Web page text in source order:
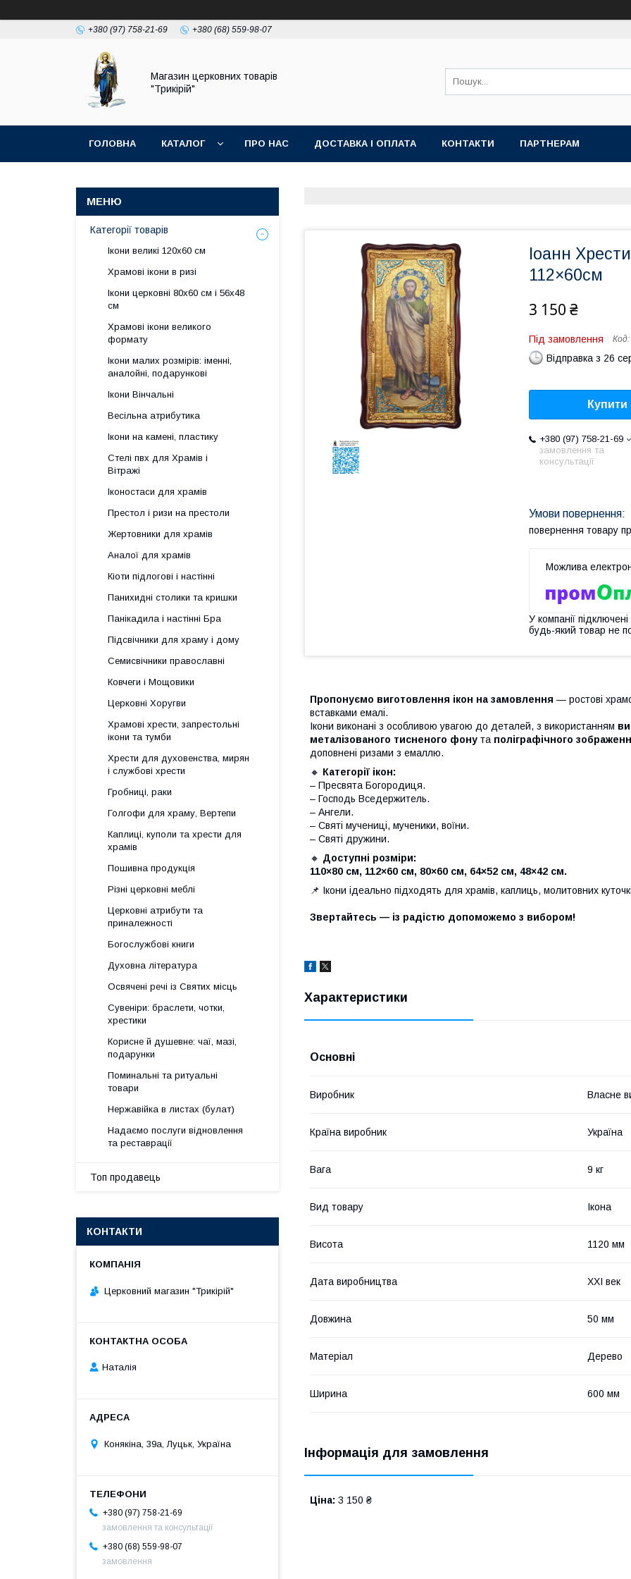
+380 (97) 758-21-69 +380 (68) 559-98-07
Магазин церковних товарів
"Трикірій"
ГОЛОВНА КАТАЛОГ ПРО НАС ДОСТАВКА І ОПЛАТА КОНТАКТИ ПАРТНЕРАМ
Іоанн
112×60см
3 150 ₴
Під замовлення Код:
Відправка з 26
Купити
+380 (97) 758-21-69
замовлення та
консультації
повернення товару
У компанії
будь-який товар не
Пропонуємо виготовлення ікон на замовлення — ростові
вставками емалі.
Ікони виконані з особливою увагою до деталей, з використанням
металізованого тисненого фону та поліграфічного
доповнені ризами з емаллю.
🔸 Категорії ікон:
– Пресвята Богородиця.
– Господь Вседержитель.
– Ангели.
– Святі мучениці, мученики, воїни.
– Святі дружини.
🔸 Доступні розміри:
110×80 см, 112×60 см, 80×60 см, 64×52 см, 48×42 см.
📌 Ікони ідеально підходять для храмів, каплиць, молитовних
Звертайтесь — із радістю допоможемо з вибором!
Характеристики
Основні
Виробник Власне
Країна виробник Україна
Вага 9 кг
Вид товару Ікона
Висота 1120 мм
Дата виробництва XXI век
Довжина 50 мм
Матеріал Дерево
Ширина 600 мм
Інформація для замовлення
Ціна: 3 150 ₴
Категорії товарів
Ікони великі 120х60 см
Храмові ікони в ризі
Ікони церковні 80х60 см і 56х48
см
Храмові ікони великого
формату
Ікони малих розмірів: іменні,
аналойні, подарункові
Ікони Вінчальні
Весільна атрибутика
Ікони на камені, пластику
Стелі пвх для Храмів і
Вітражі
Іконостаси для храмів
Престол і ризи на престоли
Жертовники для храмів
Аналої для храмів
Кіоти підлогові і настінні
Панихидні столики та кришки
Панікадила і настінні Бра
Підсвічники для храму і дому
Семисвічники православні
Ковчеги і Мощовики
Церковні Хоругви
Храмові хрести, запрестольні
ікони та тумби
Хрести для духовенства, мирян
і службові хрести
Гробниці, раки
Голгофи для храму, Вертепи
Каплиці, куполи та хрести для
храмів
Пошивна продукція
Різні церковні меблі
Церковні атрибути та
приналежності
Богослужбові книги
Духовна література
Освячені речі із Святих місць
Сувеніри: браслети, чотки,
хрестики
Корисне й душевне: чаї, мазі,
подарунки
Поминальні та ритуальні
товари
Нержавійка в листах (булат)
Надаємо послуги відновлення
та реставрації
Топ продавець
КОНТАКТИ
Церковний магазин "Трикірій"
Наталія
Конякіна, 39а, Луцьк, Україна
+380 (97) 758-21-69
замовлення та консультації
+380 (68) 559-98-07
замовлення